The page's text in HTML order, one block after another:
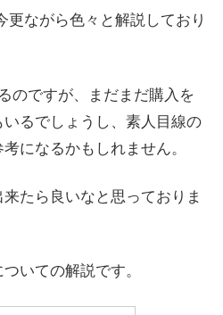
更ながら色々と解説しており
のですが、まだまだ購入を
るでしょうし、素人目線の
になるかもしれません。
たら良いなと思っておりま
ついての解説です。